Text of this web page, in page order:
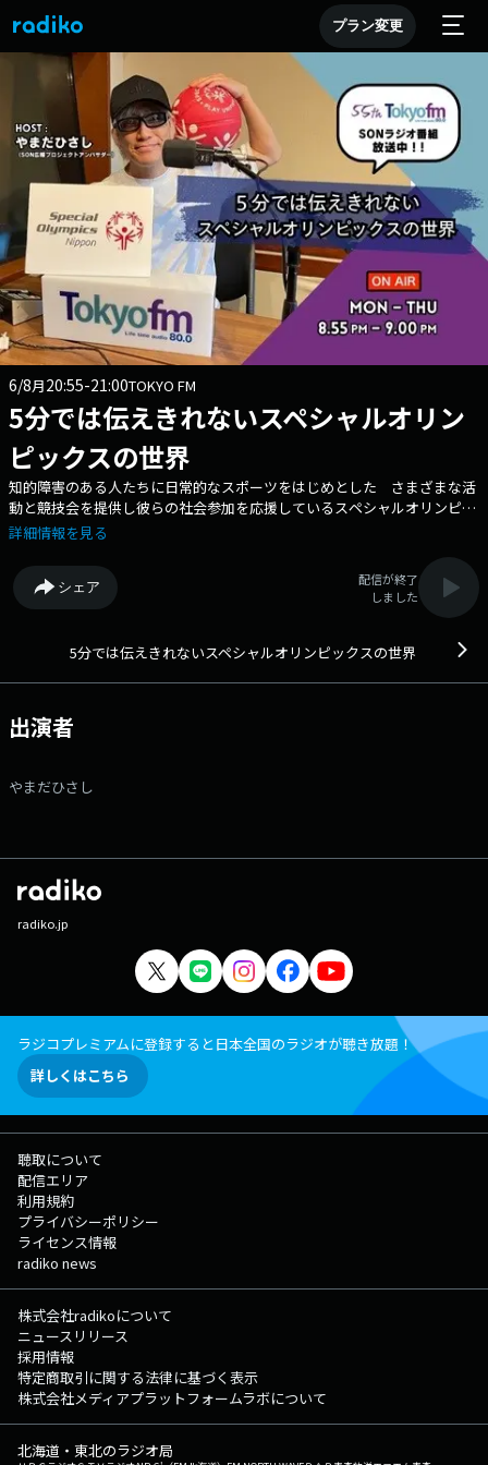
プラン変更
6/8月20:55-21:00TOKYO FM
5分では伝えきれないスペシャルオリン
ピックスの世界
知的障害のある人たちに日常的なスポーツをはじめとした さまざまな活
動と競技会を提供し彼らの社会参加を応援しているスペシャルオリンピッ
クス。 多様な人々が理解し合い、共に生きる社会のために もっと身近
広報プロジェクトアンバサダーでもある やまだひさしがパーソナリティ
を務め、 スペシャルオリンピックスに関わる様々な方々をゲストに迎
え、 その楽しさや魅力、現状などをあらゆる角度からお伝えしていきま
ックスの世界」 Xアカウントは「@tfm_5so」
詳細情報を見る
シェア
配信が終了
しました
5分では伝えきれないスペシャルオリンピックスの世界
出演者
やまだひさし
radiko.jp
ラジコプレミアムに登録すると日本全国のラジオが聴き放題！
詳しくはこちら
聴取について
配信エリア
利用規約
プライバシーポリシー
ライセンス情報
radiko news
株式会社radikoについて
ニュースリリース
採用情報
特定商取引に関する法律に基づく表示
株式会社メディアプラットフォームラボについて
北海道・東北のラジオ局